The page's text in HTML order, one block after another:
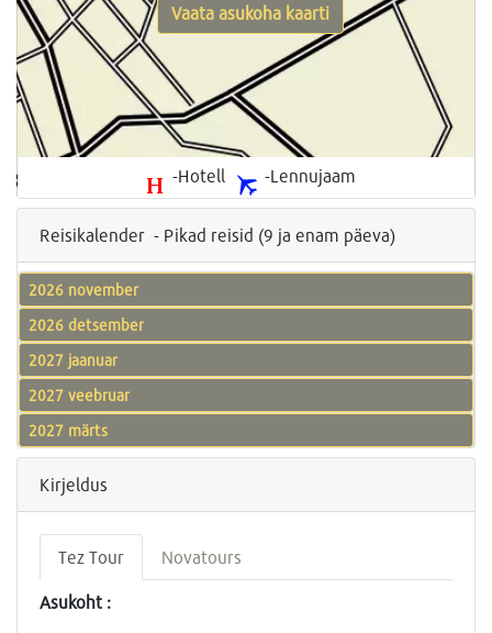
-Hotell -Lennujaam
Vaata asukoha kaarti
Reisikalender - Pikad reisid (9 ja enam päeva)
2026 november
2026 detsember
2027 jaanuar
2027 veebruar
2027 märts
Kirjeldus
Tez Tour Novatours
Asukoht :